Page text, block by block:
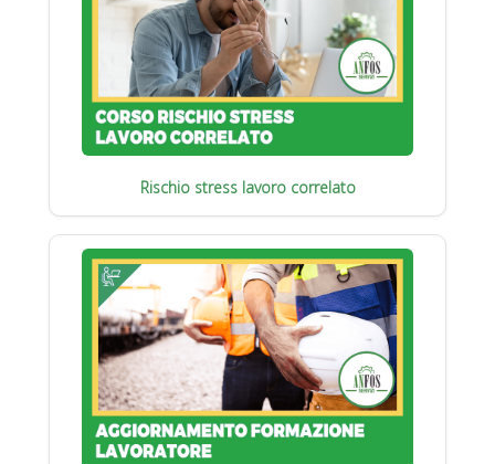
Rischio stress lavoro correlato